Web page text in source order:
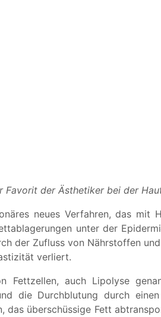
Favorit der Ästhetiker bei der
neues Verfahren, das mit
unter der
der Zufluss von Nährstoffen
verliert.
auch Lipolyse
die Durchblutung durch
überschüssige Fett